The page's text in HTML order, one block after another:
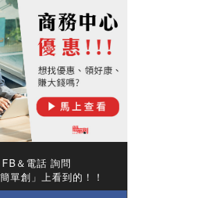
FB＆電話 詢問
單創」上看到的！！